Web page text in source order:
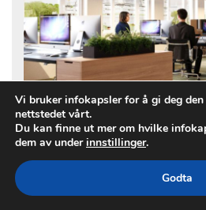
Vi bruker infokapsler for å gi deg den
nettstedet vårt.
Du kan finne ut mer om hvilke
dem av underinnstillinger.
Godta